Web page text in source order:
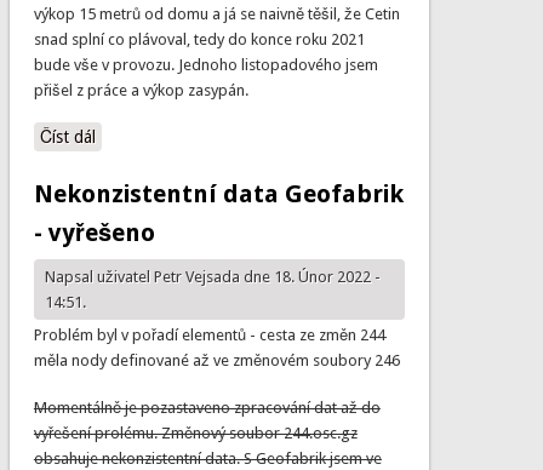
výkop 15 metrů od domu a já se naivně těšil, že Cetin
snad splní co plávoval, tedy do konce roku 2021
bude vše v provozu. Jednoho listopadového jsem
přišel z práce a výkop zasypán.
Číst dálNový mapserv
Nekonzistentní data Geofabrik
- vyřešeno
Napsal uživatel Petr Vejsadadne 18. Únor 2022 -
14:51.
Problém byl v pořadí elementů - cesta ze změn 244
měla nody definované až ve změnovém soubory 246
Momentálně je pozastaveno zpracování dat až do
vyřešení prolému. Změnový soubor 244.osc.gz
obsahuje nekonzistentní data. S Geofabrik jsem ve